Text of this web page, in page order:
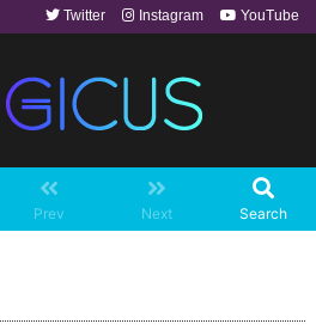
Prev Next Search
Twitter Instagram YouTube